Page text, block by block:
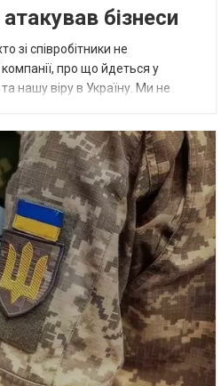
бізнеси
зі співробітники не
про що йдеться у
нашу віру в Україну. Ми не